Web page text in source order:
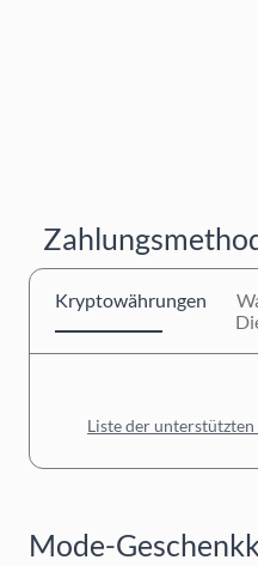
Kryptowährungen
Liste der
Mode-